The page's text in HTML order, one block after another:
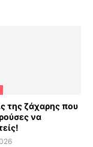
της ζάχαρης που
να